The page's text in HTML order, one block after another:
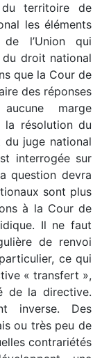
du territoire de
les éléments
l’Union qui
du droit national
que la Cour de
des réponses
marge
la résolution du
juge national
interrogée sur
question devra
sont plus
à la Cour de
Il ne faut
de renvoi
ce qui
« transfert »,
de la directive.
inverse. Des
ou très peu de
contrariétés